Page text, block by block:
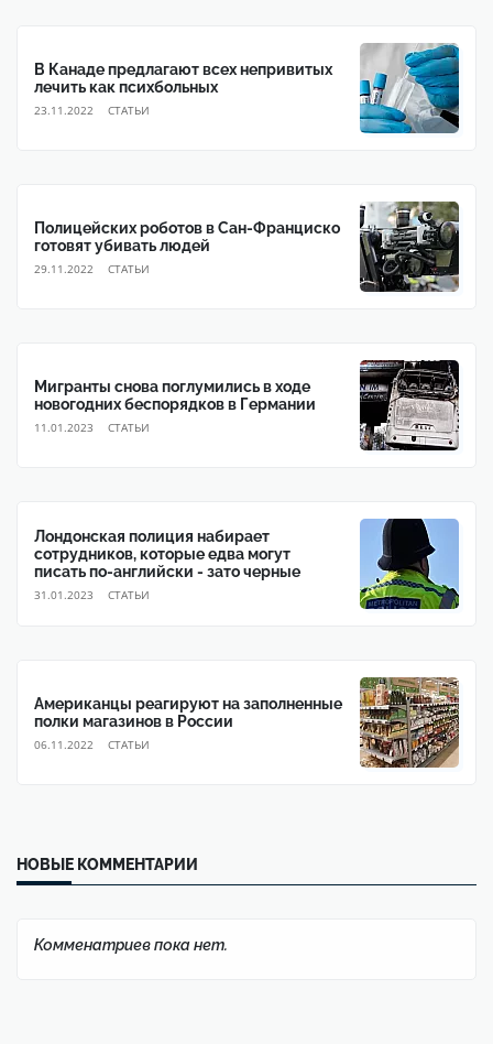
В Канаде предлагают всех непривитых
лечить как психбольных
23.11.2022 CТАТЬИ
Полицейских роботов в Сан-Франциско
готовят убивать людей
29.11.2022 CТАТЬИ
Мигранты снова поглумились в ходе
новогодних беспорядков в Германии
11.01.2023 CТАТЬИ
Лондонская полиция набирает
сотрудников, которые едва могут
писать по-английски - зато черные
31.01.2023 CТАТЬИ
Американцы реагируют на заполненные
полки магазинов в России
06.11.2022 CТАТЬИ
НОВЫЕ КОММЕНТАРИИ
Комменатриев пока нет.